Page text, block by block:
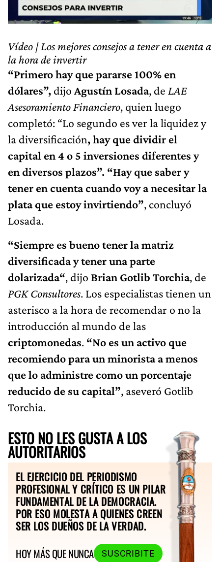
Vídeo | Los mejores consejos a tener en cuenta a
la hora de invertir
“Primero hay que pararse 100% en
dólares”, dijo Agustín Losada, de LAE
Asesoramiento Financiero, quien luego
completó: “Lo segundo es ver la liquidez y
la diversificación, hay que dividir el
capital en 4 o 5 inversiones diferentes y
en diversos plazos”. “Hay que saber y
tener en cuenta cuando voy a necesitar la
plata que estoy invirtiendo”, concluyó
Losada.
“Siempre es bueno tener la matriz
diversificada y tener una parte
dolarizada“, dijo Brian Gotlib Torchia, de
PGK Consultores. Los especialistas tienen un
asterisco a la hora de recomendar o no la
introducción al mundo de las
criptomonedas. “No es un activo que
recomiendo para un minorista a menos
que lo administre como un porcentaje
reducido de su capital”, aseveró Gotlib
Torchia.
ESTO NO LES GUSTA A LOS
AUTORITARIOS
EL EJERCICIO DEL PERIODISMO
PROFESIONAL Y CRÍTICO ES UN PILAR
FUNDAMENTAL DE LA DEMOCRACIA.
POR ESO MOLESTA A QUIENES CREEN
SER LOS DUEÑOS DE LA VERDAD.
HOY MÁS QUE NUNCA
SUSCRIBITE